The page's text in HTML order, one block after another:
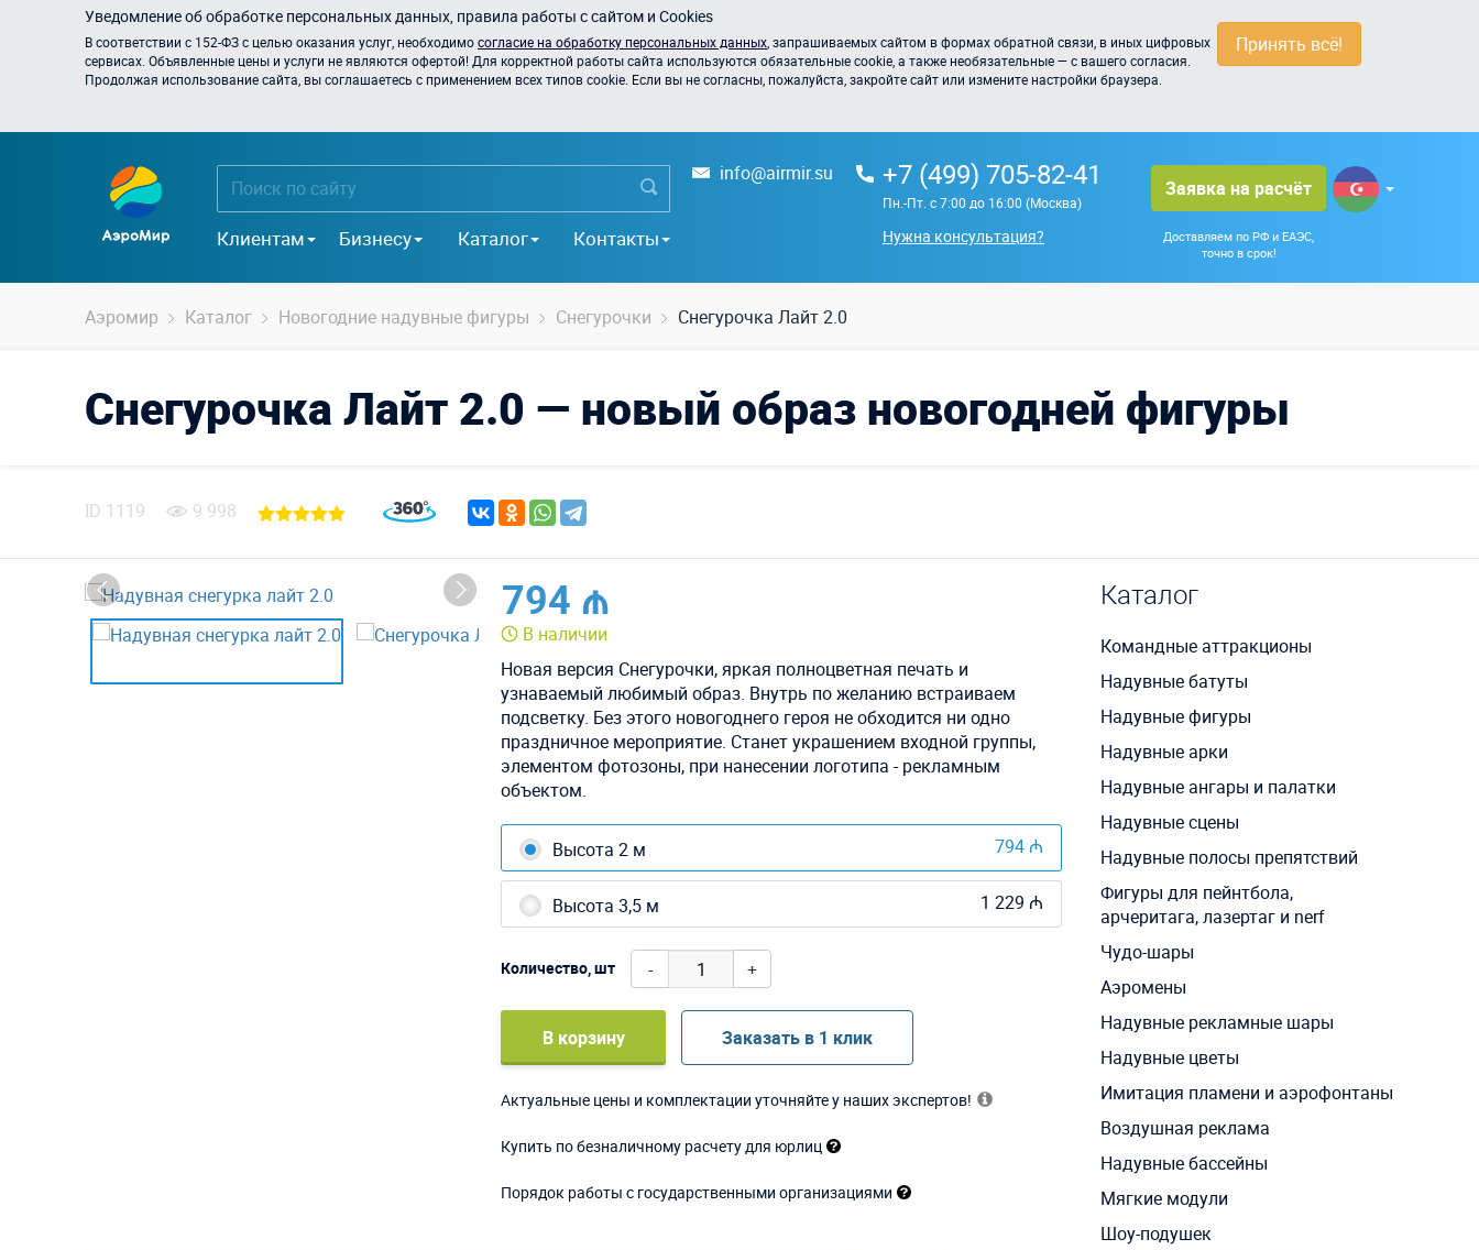
Принять всё!
Уведомление об обработке персональных данных, правила работы с сайтом и Cookies
В соответствии с 152-ФЗ с целью оказания услуг, необходимосогласие на обработку персональных данных , запрашиваемых сайтом в формах обратной связи, в иных цифровых
сервисах. Объявленные цены и услуги не являются офертой! Для корректной работы сайта используются обязательные cookie, а также необязательные — с вашего согласия.
Продолжая использование сайта, вы соглашаетесь с применением всех типов cookie. Если вы не согласны, пожалуйста, закройте сайт или измените настройки браузера.
Клиентам Бизнесу Каталог Контакты
info@airmir.su +7 (499) 705-82-41
Пн.-Пт. с 7:00 до 16:00 (Москва)
Нужна консультация?
Заявка на расчёт
Доставляем по РФ и ЕАЭС,
точно в срок!
Аэромир Каталог Новогодние надувные фигуры Снегурочки Снегурочка Лайт 2.0
Снегурочка Лайт 2.0 — новый образ новогодней фигуры
ID 1119 9 998
794 ₼
В наличии
Новая версия Снегурочки, яркая полноцветная печать и
узнаваемый любимый образ. Внутрь по желанию встраиваем
подсветку. Без этого новогоднего героя не обходится ни одно
праздничное мероприятие. Станет украшением входной группы,
элементом фотозоны, при нанесении логотипа - рекламным
объектом.
Высота 2 м 794 ₼
Высота 3,5 м 1 229 ₼
Количество, шт - +
В корзину Заказать в 1 клик
Актуальные цены и комплектации уточняйте у наших экспертов!
Купить по безналичному расчету для юрлиц
Порядок работы с государственными организациями
Каталог
Командные аттракционы
Надувные батуты
Надувные фигуры
Надувные арки
Надувные ангары и палатки
Надувные сцены
Надувные полосы препятствий
Фигуры для пейнтбола,
арчеритага, лазертаг и nerf
Чудо-шары
Аэромены
Надувные рекламные шары
Надувные цветы
Имитация пламени и аэрофонтаны
Воздушная реклама
Надувные бассейны
Мягкие модули
Шоу-подушек